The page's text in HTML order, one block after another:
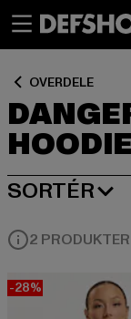
OVERDELE
SORTÉR
MEST
2 PRODUKTER
-28%